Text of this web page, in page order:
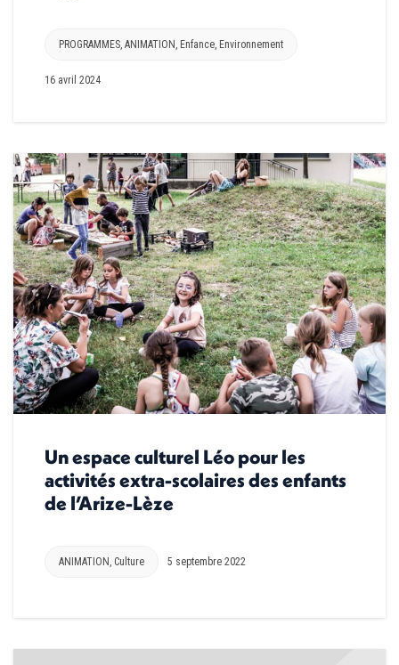
PROGRAMMES, ANIMATION , Enfance, Environnement
16 avril 2024
Un espace culturel Léo pour les
activités extra-scolaires des enfants
de l’Arize-Lèze
ANIMATION , Culture 5 septembre 2022